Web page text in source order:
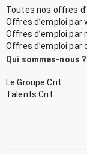
Toutes nos offres
Offres d’emploi par
Offres d’emploi par
Offres d’emploi par
Qui sommes-nous ?
Le Groupe Crit
Talents Crit